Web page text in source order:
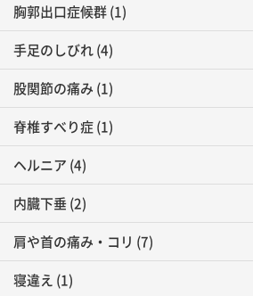
胸郭出口症候群(1)
手足のしびれ(4)
股関節の痛み (1)
脊椎すべり症(1)
ヘルニア (4)
内臓下垂(2)
肩や首の痛み・コリ (7)
寝違え (1)